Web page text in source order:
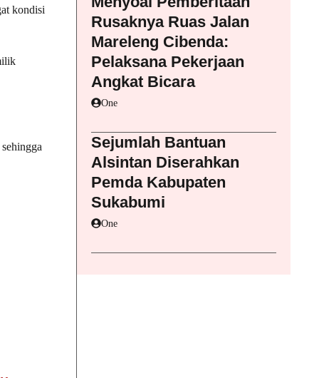
kondisi
Rusaknya Ruas Jalan
Mareleng Cibenda:
Pelaksana Pekerjaan
Angkat Bicara
One
Sejumlah Bantuan
Alsintan Diserahkan
Pemda Kabupaten
Sukabumi
One